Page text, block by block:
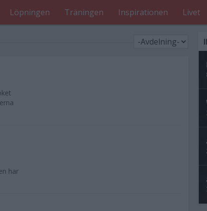
Löpningen Träningen Inspirationen Livet
har